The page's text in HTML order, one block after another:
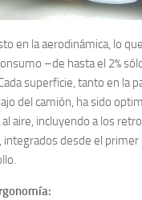
en la aerodinámica, lo
–de hasta el 2%
superficie, tanto en la
del camión, ha sido
aire, incluyendo a los
integrados desde el primer